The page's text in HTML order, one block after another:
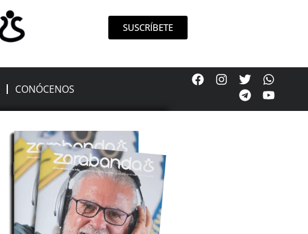
SUSCRÍBETE
CONÓCENOS